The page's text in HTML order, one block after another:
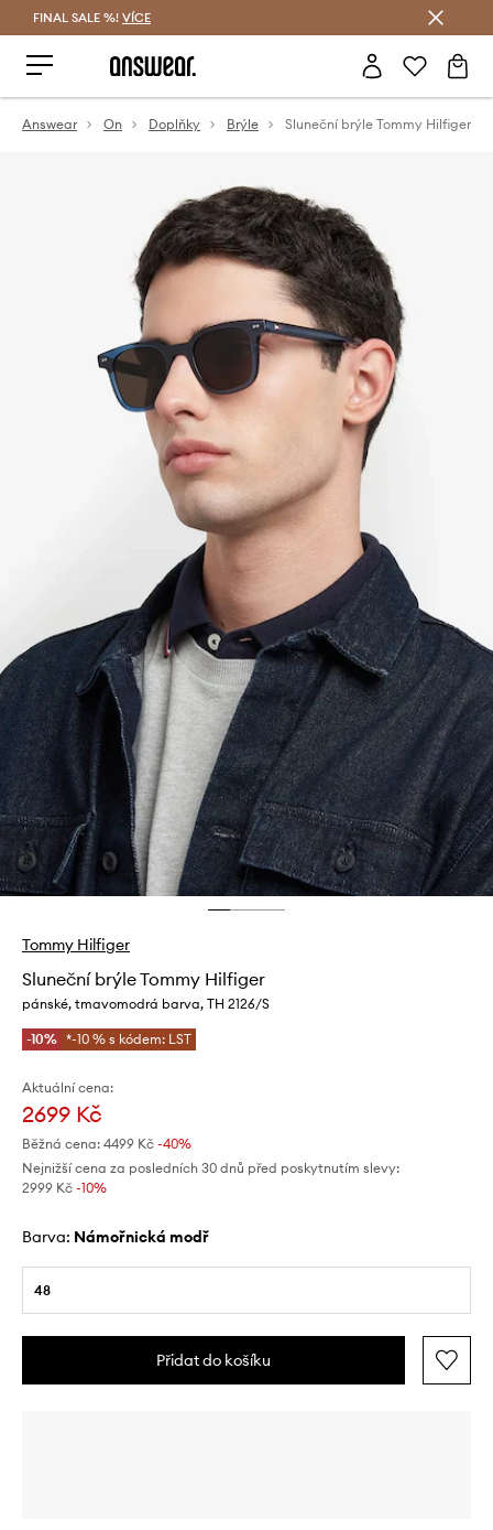
FINAL SALE %! VÍCE
Answear On Doplňky Brýle Sluneční brýle Tommy Hilfiger
Tommy Hilfiger
Sluneční brýle Tommy Hilfiger
pánské, tmavomodrá barva, TH 2126/S
-10% *-10 % s kódem: LST
Aktuální cena:
2699 Kč
Běžná cena: 4499 Kč -40%
Nejnižší cena za posledních 30 dnů před poskytnutím slevy:
2999 Kč -10%
Barva: námořnická modř
48
Přidat do košíku